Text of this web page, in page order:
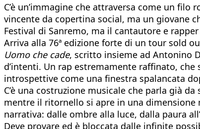
C’è un’immagine che attraversa come un
vincente da copertina social, ma un giovane
Festival di Sanremo, ma il cantautore e
Arriva alla 76ª edizione forte di un tour sold
Uomo che cade, scritto insieme ad Antonino
d’intenti. Un rap estremamente raffinato,
introspettive come una finestra spalancata
C’è una costruzione musicale che parla già
mentre il ritornello si apre in una dimensione
narrativa: dalle ombre alla luce, dalla paura
Deve provare ed è bloccata dalle infinite